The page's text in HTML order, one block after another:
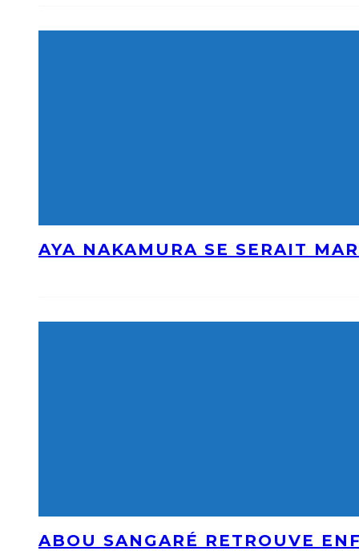
AYA NAKAMURA SE SERAIT
ABOU SANGARÉ RETROUVE